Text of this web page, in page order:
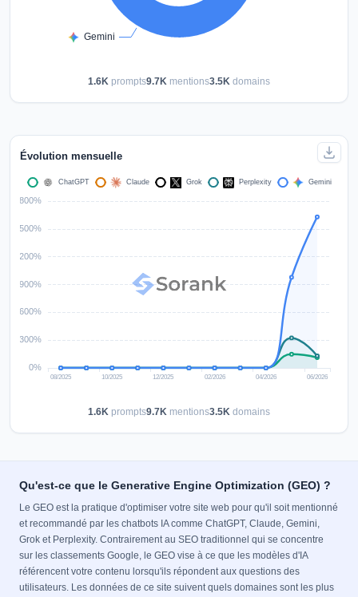
1.6K prompts9.7K mentions3.5K domains
Évolution mensuelle
1.6K prompts9.7K mentions3.5K domains
Qu'est-ce que le Generative Engine Optimization (GEO) ?
Le GEO est la pratique d'optimiser votre site web pour qu'il soit mentionné
et recommandé par les chatbots IA comme ChatGPT, Claude, Gemini,
Grok et Perplexity. Contrairement au SEO traditionnel qui se concentre
sur les classements Google, le GEO vise à ce que les modèles d'IA
référencent votre contenu lorsqu'ils répondent aux questions des
utilisateurs. Les données de ce site suivent quels domaines sont les plus